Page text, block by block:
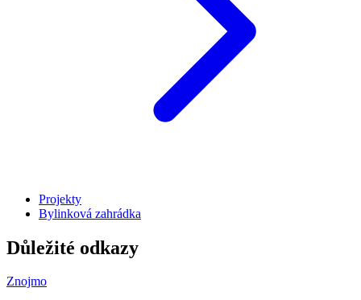
Projekty
Bylinková zahrádka
Důležité odkazy
Znojmo